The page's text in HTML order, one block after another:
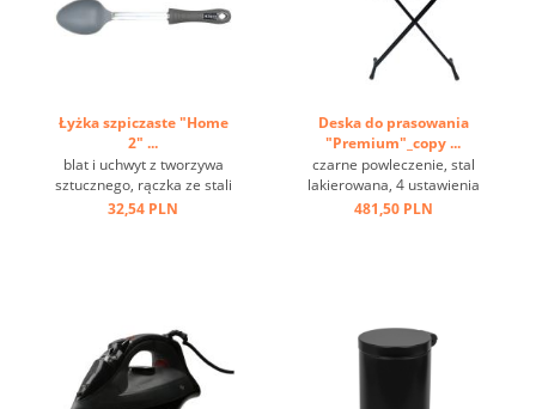
Łyżka szpiczaste "Home
2" ...
blat i uchwyt z tworzywa
sztucznego, rączka ze stali
nierdzewnej, oczko do
32,54 PLN
Deska do prasowania
"Premium"_copy ...
czarne powleczenie, stal
lakierowana, 4 ustawienia
wysokości, haczyk do
481,50 PLN